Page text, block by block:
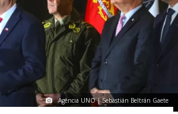
Agencia UNO | Sebastián Beltrán Gaete